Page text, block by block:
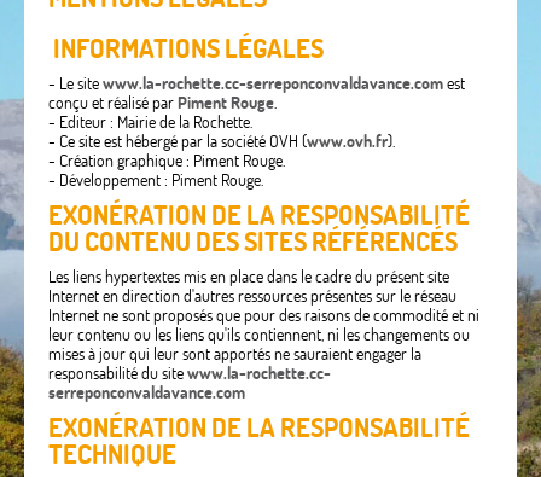
INFORMATIONS LÉGALES
- Le sitewww.la-rochette.cc-serreponconvaldavance.comest
conçu et réalisé parPiment Rouge.
- Editeur : Mairie de la Rochette.
- Ce site est hébergé par la société OVH (www.ovh.fr).
- Création graphique : Piment Rouge.
- Développement : Piment Rouge.
EXONÉRATION DE LA RESPONSABILITÉ
DU CONTENU DES SITES RÉFÉRENCÉS
Les liens hypertextes mis en place dans le cadre du présent site
Internet en direction d'autres ressources présentes sur le réseau
Internet ne sont proposés que pour des raisons de commodité et ni
leur contenu ou les liens qu'ils contiennent, ni les changements ou
mises à jour qui leur sont apportés ne sauraient engager la
responsabilité du sitewww.la-rochette.cc-
serreponconvaldavance.com
EXONÉRATION DE LA RESPONSABILITÉ
TECHNIQUE